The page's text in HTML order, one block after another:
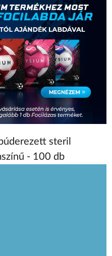
steril
- 100 db